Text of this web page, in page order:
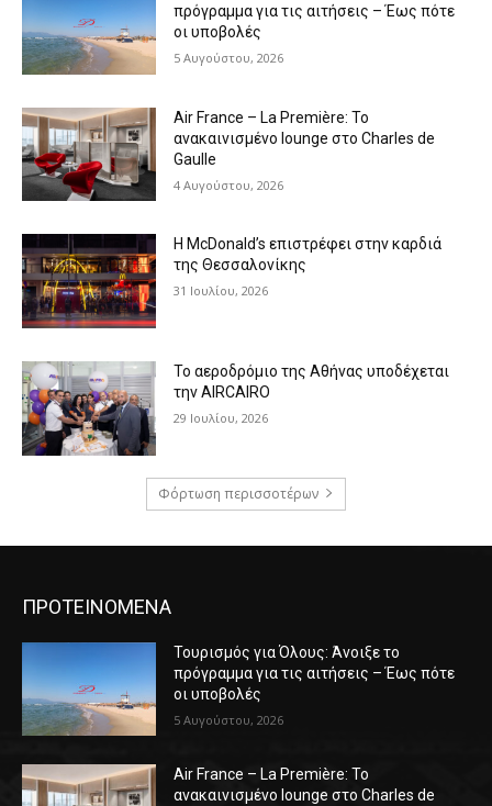
πρόγραμμα για τις αιτήσεις – Έως πότε
οι υποβολές
5 Αυγούστου, 2026
Air France – La Première: Το
ανακαινισμένο lounge στο Charles de
Gaulle
4 Αυγούστου, 2026
Η McDonald’s επιστρέφει στην καρδιά
της Θεσσαλονίκης
31 Ιουλίου, 2026
Το αεροδρόμιο της Αθήνας υποδέχεται
την AIRCAIRO
29 Ιουλίου, 2026
Φόρτωση περισσοτέρων
ΠΡΟΤΕΙΝΟΜΕΝΑ
Τουρισμός για Όλους: Άνοιξε το
πρόγραμμα για τις αιτήσεις – Έως πότε
οι υποβολές
5 Αυγούστου, 2026
Air France – La Première: Το
ανακαινισμένο lounge στο Charles de